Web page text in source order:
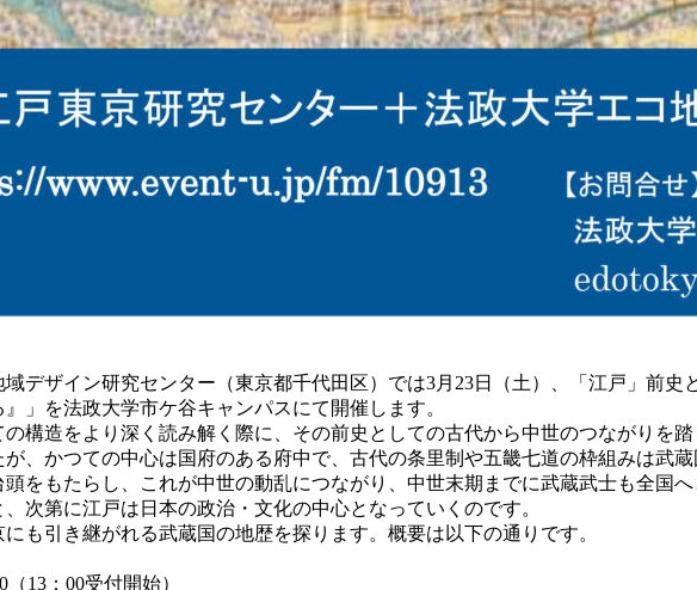
デザイン研究センター（東京都千代田区）では3月23日（土）、「江戸」前
」を法政大学市ケ谷キャンパスにて開催します。
構造をより深く読み解く際に、その前史としての古代から中世のつながりを踏
、かつての中心は国府のある府中で、古代の条里制や五畿七道の枠組みは武
をもたらし、これが中世の動乱につながり、中世末期までに武蔵武士も全国
次第に江戸は日本の政治・文化の中心となっていくのです。
も引き継がれる武蔵国の地歴を探ります。概要は以下の通りです。
13：00受付開始）